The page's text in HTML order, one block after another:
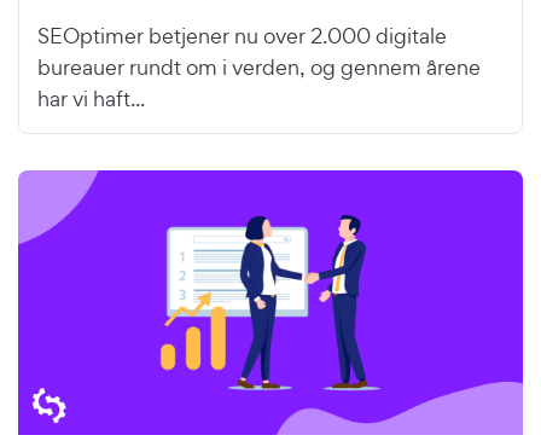
SEOptimer betjener nu over 2.000 digitale
bureauer rundt om i verden, og gennem årene
har vi haft...